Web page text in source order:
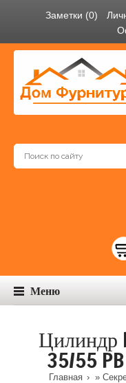
Заметки (0)
Меню
Цилиндр
35/55
Главная »